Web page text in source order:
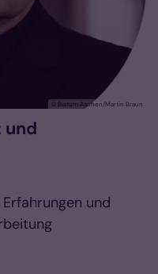
© Bistum Aachen/Martin Braun
und
und